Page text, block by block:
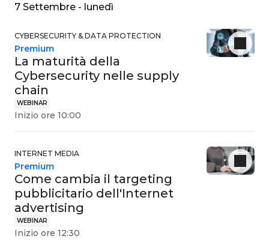
7 Settembre - lunedì
CYBERSECURITY & DATA PROTECTION
WEBINAR
La maturità della
Cybersecurity nelle supply
chain
Premium
Inizio ore 10:00
INTERNET MEDIA
WEBINAR
Come cambia il targeting
pubblicitario dell'Internet
advertising
Premium
Inizio ore 12:30